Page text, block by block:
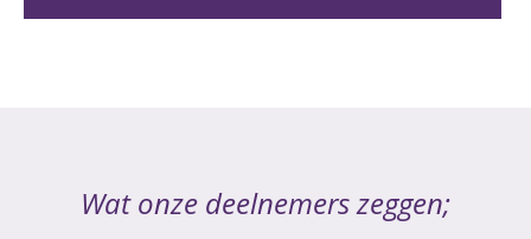
Wat onze deelnemers zeggen;